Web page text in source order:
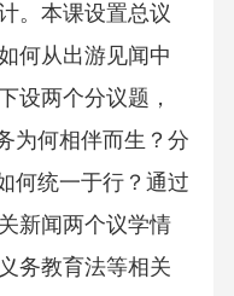
。本课设置总议
何从出游见闻中
设两个分议题，
为何相伴而生？分
何统一于行？通过
新闻两个议学情
务教育法等相关